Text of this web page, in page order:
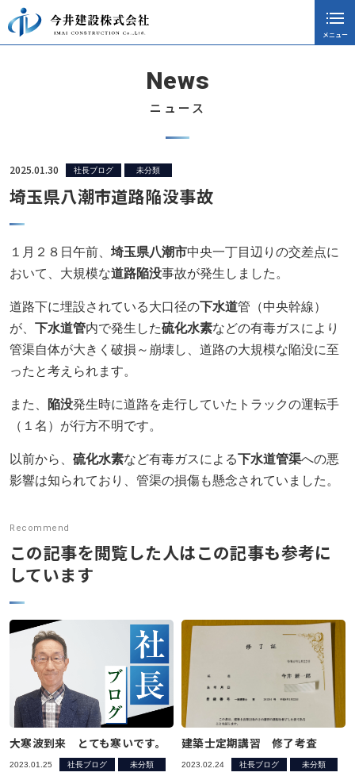
メニュー
閉じる
施工実績
ニュース
社長ブログ
お知らせ
CSR活動
ニュース発刊
現場レポート
未分類
お問い合わせ
アクセス
受付：9：00 ～ 17：00
月～金曜日（※祝祭日を除く）
閉じる
News
ニュース
2025.01.30 社長ブログ 未分類
埼玉県八潮市道路陥没事故
１月２８日午前、 埼玉県八潮市中央一丁目辺りの交差点に
おいて、大規模な道路陥没事故が発生しました。
道路下に埋設されている大口径の下水道管（中央幹線）
が、 下水道管内で発生した硫化水素などの有毒ガスにより
管渠自体が大きく破損～崩壊し、道路の大規模な陥没に至
ったと考えられます。
また、 陥没発生時に道路を走行していたトラックの運転手
（１名）が行方不明です。
以前から、 硫化水素など有毒ガスによる下水道管渠への悪
影響は知られており、管渠の損傷も懸念されていました。
Recommend
この記事を閲覧した人はこの記事も参考に
しています
大寒波到来 とても寒いです。
2023.01.25 社長ブログ 未分類
建築士定期講習 修了考査
2023.02.24 社長ブログ 未分類